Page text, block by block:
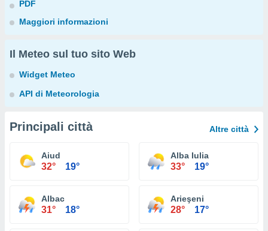
PDF
Maggiori informazioni
Il Meteo sul tuo sito Web
Widget Meteo
API di Meteorologia
Principali città Altre città
Aiud
32° 19°
Alba Iulia
33° 19°
Albac
31° 18°
Arieşeni
28° 17°